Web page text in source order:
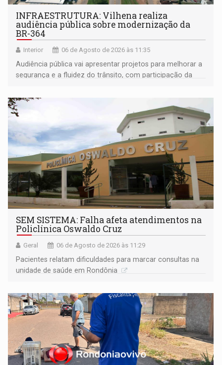
INFRAESTRUTURA: Vilhena realiza
audiência pública sobre modernização da
BR-364
Interior 06 de Agosto de 2026 às 11:35
Audiência pública vai apresentar projetos para melhorar a
segurança e a fluidez do trânsito, com participação da
SEM SISTEMA: Falha afeta atendimentos na
Policlínica Oswaldo Cruz
Geral 06 de Agosto de 2026 às 11:29
Pacientes relatam dificuldades para marcar consultas na
unidade de saúde em Rondônia